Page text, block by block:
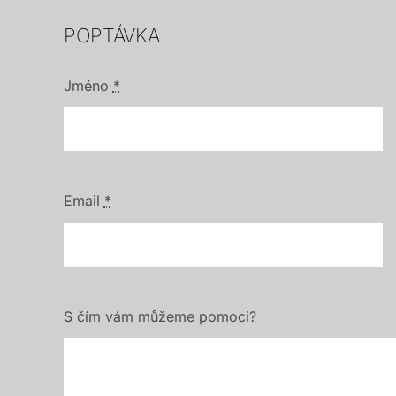
POPTÁVKA
Jméno *
Email *
S čím vám můžeme pomoci?